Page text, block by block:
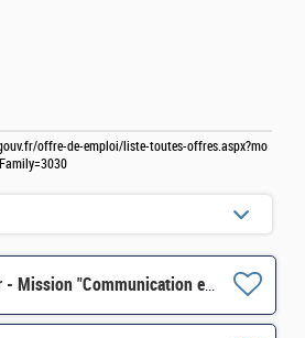
offre-de-emploi/liste-toutes-offres.aspx?mo
IFIP/ATT - Rédacteur - Mission "Communication et Animation du réseau des agents comptables" - 2FCE-2B